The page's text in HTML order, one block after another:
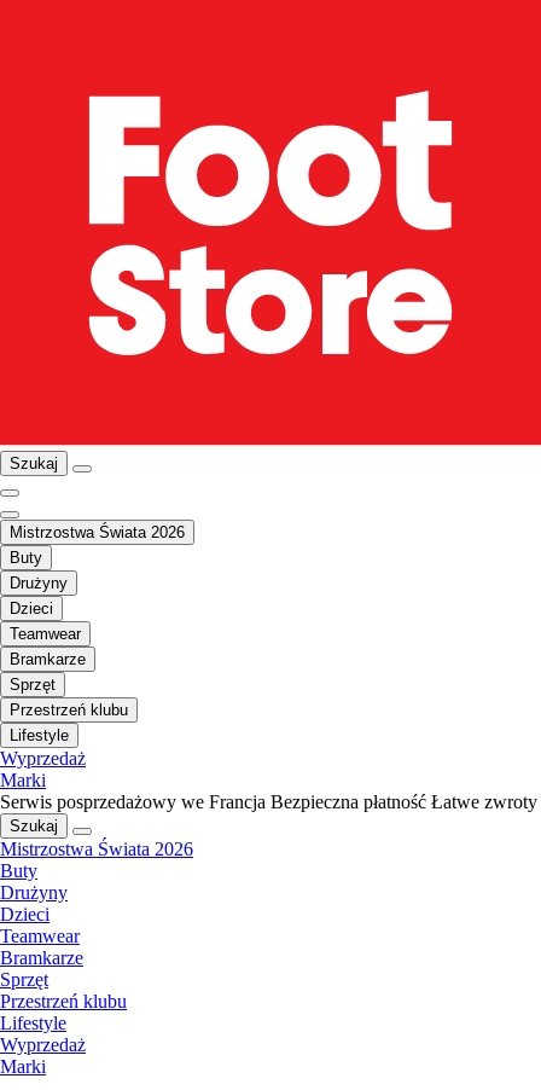
Szukaj
Mistrzostwa Świata 2026
Buty
Drużyny
Dzieci
Teamwear
Bramkarze
Sprzęt
Przestrzeń klubu
Lifestyle
Wyprzedaż
Marki
Serwis posprzedażowy we Francja Bezpieczna płatność Łatwe zwroty
Szukaj
Mistrzostwa Świata 2026
Buty
Drużyny
Dzieci
Teamwear
Bramkarze
Sprzęt
Przestrzeń klubu
Lifestyle
Wyprzedaż
Marki